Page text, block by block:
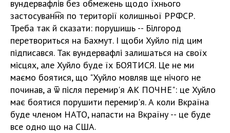
вундервафлів без обмежень щодо їхнього
застосуван͡ня по території колишньої РРФСР.
Треба так й сказати: порушишь -- Білгород
перетвориться на Бахмут. І щоби Хуйло під цим
підписався. Так вундервафлі залишаться на своїх
місцях, але Хуйло буде їх БОЯТИСЯ. Це не ми
маємо боятися, що "Хуйло мовляв ще нічого не
починав, а ѿ після перемир'я ѦК ПОЧНЕ": це Хуйло
має боятися порушити перемир'я. А коли Вкраїна
буде членом НАТО, напасти на Вкраїну -- це буде
все одно що на США.